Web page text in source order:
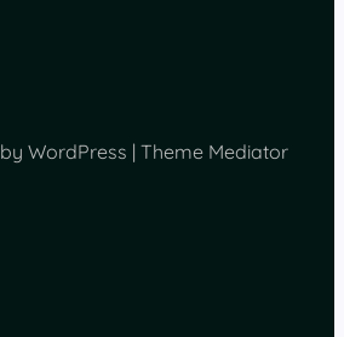
WordPress | Theme Mediator